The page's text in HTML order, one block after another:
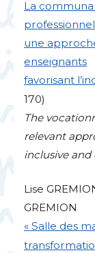
La
une
enseignants
favorisant
170)
The
relevant
inclusive
Lise
GREMION
« Salle des